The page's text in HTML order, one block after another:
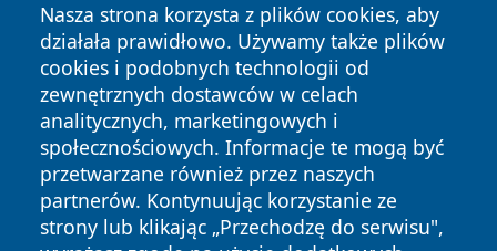
Nasza strona korzysta z plików cookies, aby
działała prawidłowo. Używamy także plików
cookies i podobnych technologii od
zewnętrznych dostawców w celach
analitycznych, marketingowych i
społecznościowych. Informacje te mogą być
przetwarzane również przez naszych
partnerów. Kontynuując korzystanie ze
strony lub klikając „Przechodzę do serwisu",
Copyright © 2026 wrotazabrza.pl Wszystkie prawa
zastrzeżone.
News Autorzy
Polityka
Prywatności
Polityka
Cookies